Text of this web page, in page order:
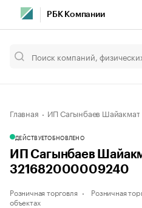
РБК Компании
Главная ИП Сагынбаев Шайакмат
ДЕЙСТВУЕТОБНОВЛЕНО
ИП Сагынбаев
321682000009240
Розничная торговля
Розничная
объектах